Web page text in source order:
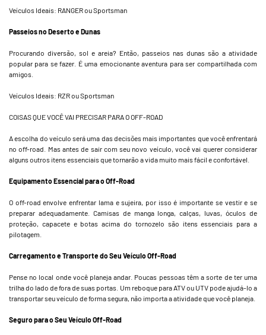
Veículos Ideais: RANGER ou Sportsman
Passeios no Deserto e Dunas
Procurando diversão, sol e areia? Então, passeios nas dunas são a atividade
popular para se fazer. É uma emocionante aventura para ser compartilhada com
amigos.
Veículos Ideais: RZR ou Sportsman
COISAS QUE VOCÊ VAI PRECISAR PARA O OFF-ROAD
A escolha do veículo será uma das decisões mais importantes que você enfrentará
no off-road. Mas antes de sair com seu novo veículo, você vai querer considerar
alguns outros itens essenciais que tornarão a vida muito mais fácil e confortável.
Equipamento Essencial para o Off-Road
O off-road envolve enfrentar lama e sujeira, por isso é importante se vestir e se
preparar adequadamente. Camisas de manga longa, calças, luvas, óculos de
proteção, capacete e botas acima do tornozelo são itens essenciais para a
pilotagem.
Carregamento e Transporte do Seu Veículo Off-Road
Pense no local onde você planeja andar. Poucas pessoas têm a sorte de ter uma
trilha do lado de fora de suas portas. Um reboque para ATV ou UTV pode ajudá-lo a
transportar seu veículo de forma segura, não importa a atividade que você planeja.
Seguro para o Seu Veículo Off-Road